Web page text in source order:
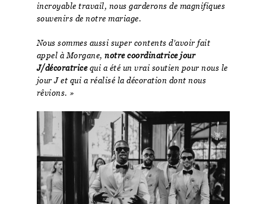
incroyable travail, nous garderons de magnifiques
souvenirs de notre mariage.
Nous sommes aussi super contents d’avoir fait
appel à Morgane, notre coordinatrice jour
J/décoratricequi a été un vrai soutien pour nous le
jour J et qui a réalisé la décoration dont nous
rêvions. »